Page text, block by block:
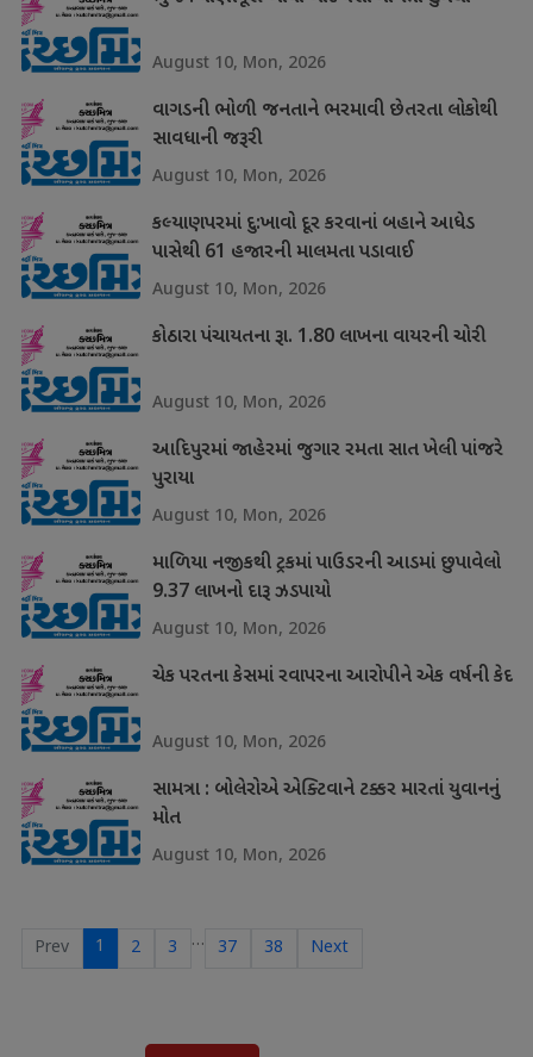
August 10, Mon, 2026
વાગડની ભોળી જનતાને ભરમાવી છેતરતા લોકોથી
સાવધાની જરૂરી
August 10, Mon, 2026
કલ્યાણપરમાં દુ:ખાવો દૂર કરવાનાં બહાને આધેડ
પાસેથી 61 હજારની માલમતા પડાવાઈ
August 10, Mon, 2026
કોઠારા પંચાયતના રૂા. 1.80 લાખના વાયરની ચોરી
August 10, Mon, 2026
આદિપુરમાં જાહેરમાં જુગાર રમતા સાત ખેલી પાંજરે
પુરાયા
August 10, Mon, 2026
માળિયા નજીકથી ટ્રકમાં પાઉડરની આડમાં છુપાવેલો
9.37 લાખનો દારૂ ઝડપાયો
August 10, Mon, 2026
ચેક પરતના કેસમાં રવાપરના આરોપીને એક વર્ષની કેદ
August 10, Mon, 2026
સામત્રા : બોલેરોએ એક્ટિવાને ટક્કર મારતાં યુવાનનું
મોત
August 10, Mon, 2026
Prev 1 2 3 … 37 38 Next